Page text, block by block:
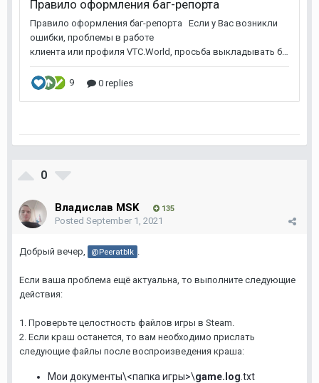
0
Владислав MSK 135
Posted September 1, 2021
Добрый вечер, @Peeratblk .
Если ваша проблема ещё актуальна, то выполните следующие
действия:
1. Проверьте целостность файлов игры в Steam.
2. Если краш останется, то вам необходимо прислать
следующие файлы после воспроизведения краша:
Мои документы\<папка игры>\game.log .txt